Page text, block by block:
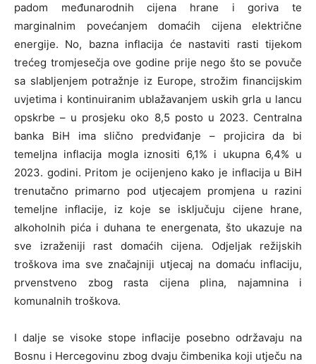
padom međunarodnih cijena hrane i goriva te
marginalnim povećanjem domaćih cijena električne
energije. No, bazna inflacija će nastaviti rasti tijekom
trećeg tromjesečja ove godine prije nego što se povuče
sa slabljenjem potražnje iz Europe, strožim financijskim
uvjetima i kontinuiranim ublažavanjem uskih grla u lancu
opskrbe – u prosjeku oko 8,5 posto u 2023. Centralna
banka BiH ima slično predviđanje – projicira da bi
temeljna inflacija mogla iznositi 6,1% i ukupna 6,4% u
2023. godini. Pritom je ocijenjeno kako je inflacija u BiH
trenutačno primarno pod utjecajem promjena u razini
temeljne inflacije, iz koje se isključuju cijene hrane,
alkoholnih pića i duhana te energenata, što ukazuje na
sve izraženiji rast domaćih cijena. Odjeljak režijskih
troškova ima sve značajniji utjecaj na domaću inflaciju,
prvenstveno zbog rasta cijena plina, najamnina i
komunalnih troškova.
I dalje se visoke stope inflacije posebno održavaju na
Bosnu i Hercegovinu zbog dvaju čimbenika koji utječu na